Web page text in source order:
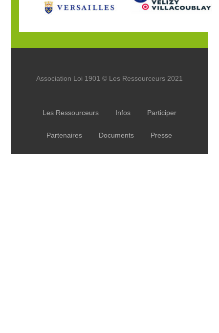
Association Loi 1901 © Les Ressourceurs 2021
Les Ressourceurs Infos Participer
Partenaires Documents Presse